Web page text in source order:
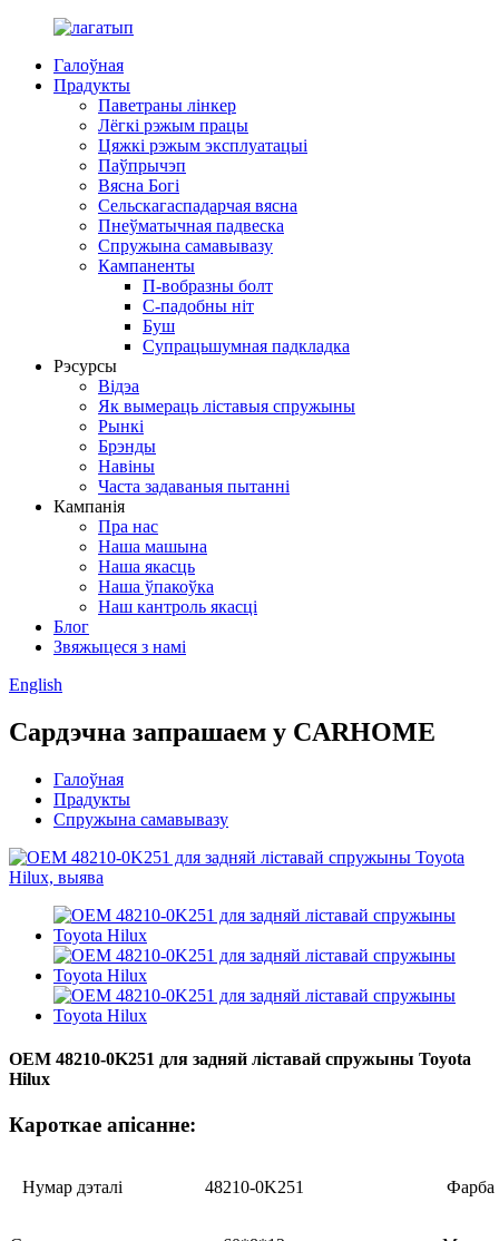
Галоўная
Прадукты
Паветраны лінкер
Лёгкі рэжым працы
Цяжкі рэжым эксплуатацыі
Паўпрычэп
Вясна Богі
Сельскагаспадарчая вясна
Пнеўматычная падвеска
Спружына самавывазу
Кампаненты
П-вобразны болт
С-падобны ніт
Буш
Супрацьшумная падкладка
Рэсурсы
Відэа
Як вымераць ліставыя спружыны
Рынкі
Брэнды
Навіны
Часта задаваныя пытанні
Кампанія
Пра нас
Наша машына
Наша якасць
Наша ўпакоўка
Наш кантроль якасці
Блог
Звяжыцеся з намі
English
Сардэчна запрашаем у CARHOME
Галоўная
Прадукты
Спружына самавывазу
OEM 48210-0K251 для задняй ліставай спружыны Toyota
Hilux
Кароткае апісанне:
Нумар дэталі 48210-0K251 Фарба